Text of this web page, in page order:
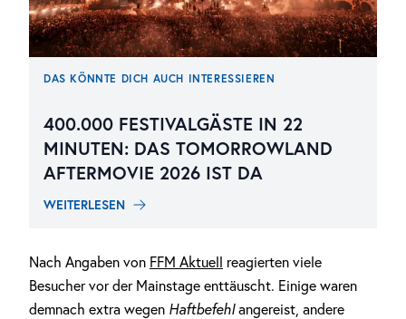
DAS KÖNNTE DICH AUCH INTERESSIEREN
400.000 FESTIVALGÄSTE IN 22
MINUTEN: DAS TOMORROWLAND
AFTERMOVIE 2026 IST DA
WEITERLESEN
Nach Angaben von FFM Aktuell reagierten viele
Besucher vor der Mainstage enttäuscht. Einige waren
demnach extra wegen Haftbefehlangereist, andere